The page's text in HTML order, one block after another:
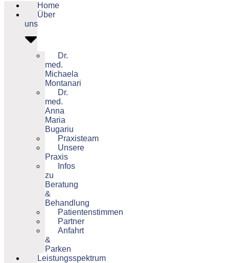
Home
Über
uns
Dr.
med.
Michaela
Montanari
Dr.
med.
Anna
Maria
Bugariu
Praxisteam
Unsere
Praxis
Infos
zu
Beratung
&
Behandlung
Patientenstimmen
Partner
Anfahrt
&
Parken
Leistungsspektrum